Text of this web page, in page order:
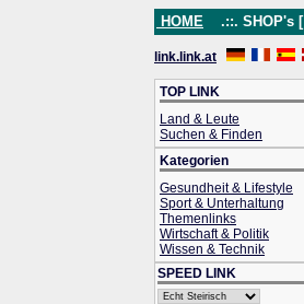
HOME .::. SHOP's [
link.link.at
TOP LINK
Land & Leute
Suchen & Finden
Kategorien
Gesundheit & Lifestyle
Sport & Unterhaltung
Themenlinks
Wirtschaft & Politik
Wissen & Technik
SPEED LINK